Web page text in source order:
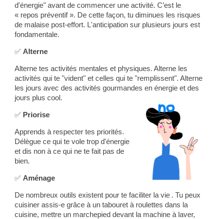
d'énergie" avant de commencer une activité. C’est le
« repos préventif ». De cette façon, tu diminues les risques
de malaise post-effort. L'anticipation sur plusieurs jours est
fondamentale.
✅ Alterne
Alterne tes activités mentales et physiques. Alterne les
activités qui te "vident" et celles qui te "remplissent". Alterne
les jours avec des activités gourmandes en énergie et des
jours plus cool.
✅ Priorise
Apprends à respecter tes priorités.
Délègue ce qui te vole trop d'énergie
et dis non à ce qui ne te fait pas de
bien.
✅ Aménage
De nombreux outils existent pour te faciliter la vie . Tu peux
cuisiner assis-e grâce à un tabouret à roulettes dans la
cuisine, mettre un marchepied devant la machine à laver,